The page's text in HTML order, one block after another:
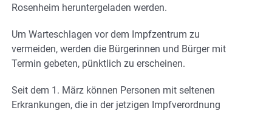
Rosenheim heruntergeladen werden.
Um Warteschlagen vor dem Impfzentrum zu
vermeiden, werden die Bürgerinnen und Bürger mit
Termin gebeten, pünktlich zu erscheinen.
Seit dem 1. März können Personen mit seltenen
Erkrankungen, die in der jetzigen Impfverordnung